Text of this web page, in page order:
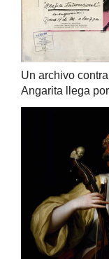
Un archivo
Angarita llega